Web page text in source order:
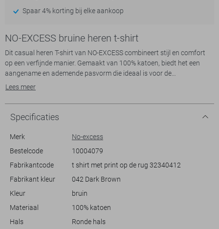
Spaar 4% korting bij elke aankoop
NO-EXCESS bruine heren t-shirt
Dit casual heren T-shirt van NO-EXCESS combineert stijl en comfort
op een verfijnde manier. Gemaakt van 100% katoen, biedt het een
aangename en ademende pasvorm die ideaal is voor de
zomermaanden. De regular fit zorgt ervoor dat het shirt niet alleen
ronde hals en korte mouwen, is dit T-shirt een veelzijdige aanvulling op
je garderobe.
Het T-shirt heeft een unieke uitstraling dankzij de opvallende
tekstprint op de achterkant, wat het perfect maakt voor een
ontwerp aan de voorkant, met discrete NXS branding, maakt het
makkelijk te combineren met zowel jeans als shorts voor een
moeiteloze look. Of je nu naar een zomers festival gaat of gezellig met
uitstraling die je altijd weer met plezier zult dragen.
Lees meer
Specificaties
Merk
No-excess
Bestelcode
10004079
Fabrikantcode
t shirt met print op de rug 32340412
Fabrikant kleur
042 Dark Brown
Kleur
bruin
Materiaal
100% katoen
Hals
Ronde hals